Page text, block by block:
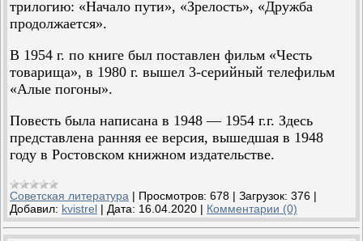
трилогию: «Начало пути», «Зрелость», «Дружба
продолжается».
В 1954 г. по книге был поставлен фильм «Честь
товарища», в 1980 г. вышел 3-серийный телефильм
«Алые погоны».
Повесть была написана в 1948 — 1954 г.г. Здесь
представлена ранняя ее версия, вышедшая в 1948
году в Ростовском книжном издательстве.
Советская литература | Просмотров: 678 | Загрузок: 376 |
Добавил: kvistrel | Дата: 16.04.2020 | Комментарии (0)